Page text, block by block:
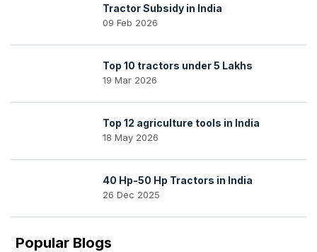
Tractor Subsidy in India
09 Feb 2026
Top 10 tractors under 5 Lakhs
19 Mar 2026
Top 12 agriculture tools in India
18 May 2026
40 Hp-50 Hp Tractors in India
26 Dec 2025
Popular Blogs